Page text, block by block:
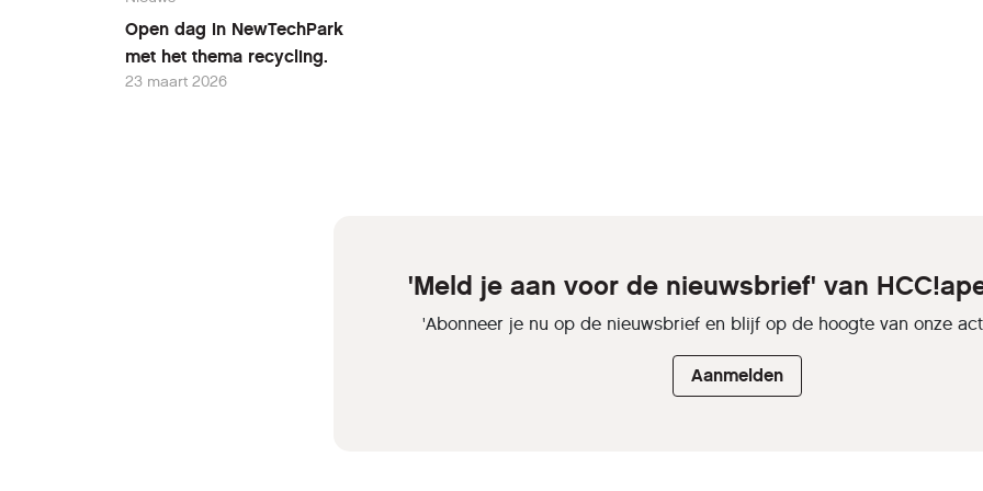
Open dag in NewTechPark
met het thema recycling.
23 maart 2026
'Meld je aan voor de nieuwsbrief' van
'Abonneer je nu op de nieuwsbrief en blijf op de hoogte van onze
Aanmelden